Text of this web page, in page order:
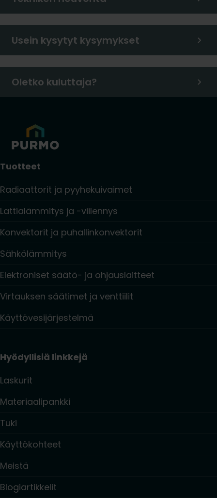
Usein kysytyt kysymykset
Oletko kuluttaja?
Tuotteet
Radiaattorit ja pyyhekuivaimet
Lattialämmitys ja -viilennys
Konvektorit ja puhallinkonvektorit
Sähkölämmitys
Elektroniset säätö- ja ohjauslaitteet
Virtauksen säätimet ja venttiilit
Käyttövesijärjestelmä
Hyödyllisiä linkkejä
Laskurit
Materiaalipankki
Tuki
Käyttökohteet
Meistä
Blogiartikkelit